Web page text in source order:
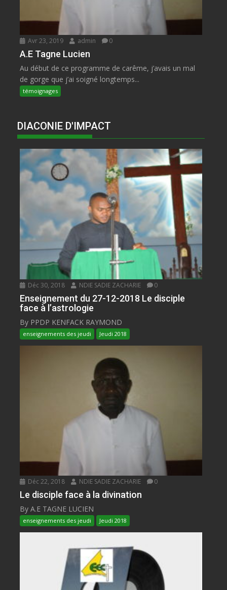
Avr 23, 2019 admin 0
A.E Tagne Lucien
Au début de ce programme de carême, j’avais un mal
de gorge que j’ai soigné longtemps...
témoignages
DIACONIE D'IMPACT
Déc 30, 2018 NDIE SADIE ZACHARIE 0
Enseignement du 27-12-2018 Le disciple
face à l’astrologie
By PPDP KENFACK RAYMOND
enseignements des jeudi Jeudi 2018
Déc 22, 2018 NDIE SADIE ZACHARIE 0
Le disciple face à la divination
By A.E TAGNE LUCIEN
enseignements des jeudi Jeudi 2018